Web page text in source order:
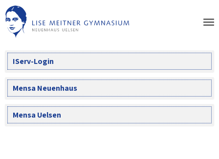
Skip
to
content
IServ-Login
Mensa Neuenhaus
Mensa Uelsen